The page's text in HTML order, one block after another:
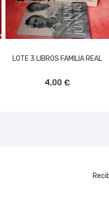
LOTE 3 LIBROS FAMILIA REAL
4,00 €